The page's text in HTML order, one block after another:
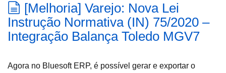
[Melhoria] Varejo: Nova Lei
Instrução Normativa (IN) 75/2020 –
Integração Balança Toledo MGV7
Agora no Bluesoft ERP, é possível gerar e exportar o